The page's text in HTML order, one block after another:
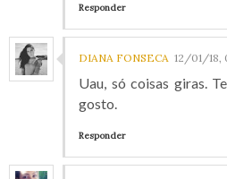
Responder
DIANA FONSECA 12/01/18,
Uau, só coisas giras.
gosto.
Responder